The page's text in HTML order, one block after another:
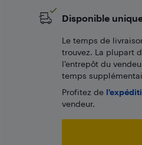
Disponible
Le temps de
trouvez. La plupart
l’entrepôt du
temps
Profitez de
vendeur.